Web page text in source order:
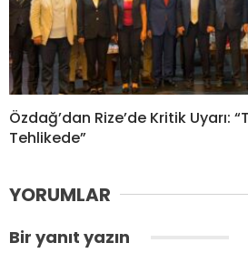
Özdağ’dan Rize’de Kritik Uyarı:
Tehlikede”
YORUMLAR
Bir yanıt yazın